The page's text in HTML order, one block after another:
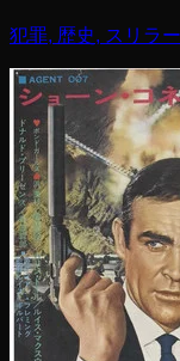
犯罪, 歴史, スリラー